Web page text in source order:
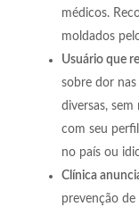
médicos.
moldados
Usuário que
sobre dor nas
diversas,
com seu
no país ou
Clínica
prevenção